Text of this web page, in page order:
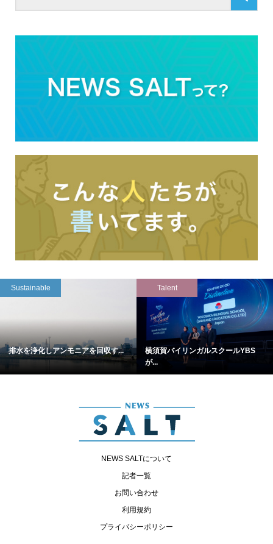
Sustainable
排水を浄化しアンモニアを回収す...
Talent
横須賀バイリンガルスクールYBS
が...
NEWS SALTについて
記者一覧
お問い合わせ
利用規約
プライバシーポリシー